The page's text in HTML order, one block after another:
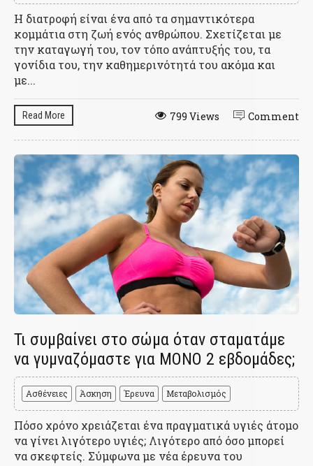
Η διατροφή είναι ένα από τα σημαντικότερα
κομμάτια στη ζωή ενός ανθρώπου. Σχετίζεται με
την καταγωγή του, τον τόπο ανάπτυξής του, τα
γονίδια του, την καθημερινότητά του ακόμα και
με...
Read More Comment
799 Views
Τι συμβαίνει στο σώμα όταν σταματάμε
να γυμναζόμαστε για ΜΟΝΟ 2 εβδομάδες;
Ασθένειες Άσκηση Έρευνα Μεταβολισμός
Πόσο χρόνο χρειάζεται ένα πραγματικά υγιές άτομο
να γίνει λιγότερο υγιές; Λιγότερο από όσο μπορεί
να σκεφτείς. Σύμφωνα με νέα έρευνα του